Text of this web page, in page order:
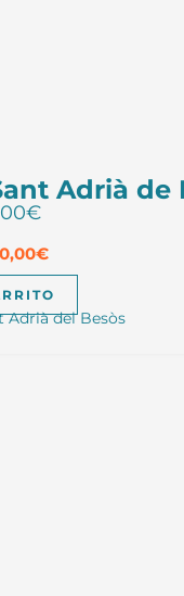
Adrià de
€El
actual
es:
95,00€.
€
Adrià del Besòs